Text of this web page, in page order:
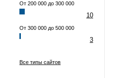
От 200 000 до 300 000
10
От 300 000 до 500 000
3
Все типы сайтов